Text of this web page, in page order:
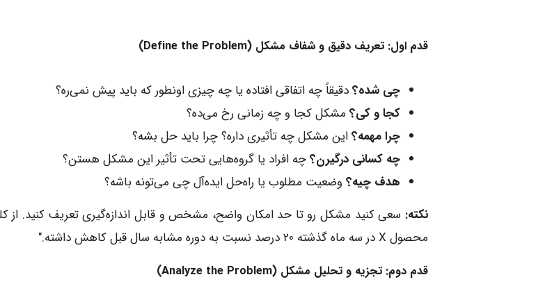
قدم اول: تعریف دقیق و شفاف مشکل (Define the Problem)
چی شده؟دقیقاً چه اتفاقی افتاده یا چه چیزی اونطور که باید پیش نمی‌ره؟
کجا و کی؟ مشکل کجا و چه زمانی رخ می‌ده؟
چرا مهمه؟این مشکل چه تأثیری داره؟ چرا باید حل بشه؟
چه کسانی درگیرن؟چه افراد یا گروه‌هایی تحت تأثیر این مشکل هستن؟
هدف چیه؟ وضعیت مطلوب یا راه‌حل ایده‌آل چی می‌تونه باشه؟
نکته: سعی کنید مشکل رو تا حد امکان واضح، مشخص و قابل اندازه‌گیری تعریف کنید. از
محصول X در سه ماه گذشته 20 درصد نسبت به دوره مشابه سال قبل کاهش داشته."
قدم دوم: تجزیه و تحلیل مشکل (Analyze the Problem)